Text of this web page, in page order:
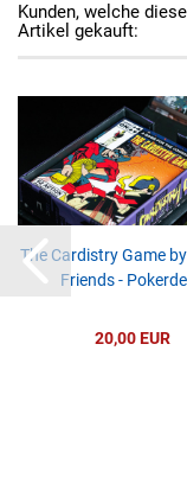
Kunden, welche
Artikel gekauft:
The Cardistry Game
Friends -
20,00 EUR